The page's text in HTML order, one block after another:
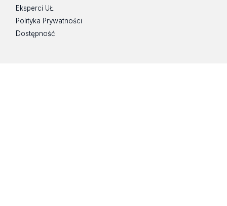
Eksperci UŁ
Polityka Prywatności
Dostępność